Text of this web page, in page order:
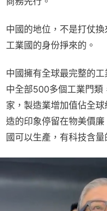
中國的地位，不是打仗
工業國的身份掙來的。
中國擁有全球最完整的
中全部500多個工業門類
家，製造業增加值佔全
造的印象停留在物美價
國可以生產，有科技含